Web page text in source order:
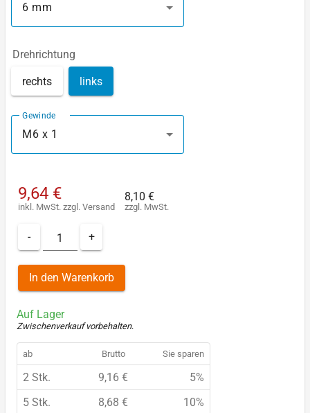
6 mm
Drehrichtung
rechts links
Gewinde
M6 x 1
9,64 €
inkl. MwSt. zzgl. Versand
8,10 €
zzgl. MwSt.
- +
In den Warenkorb
Auf Lager
Zwischenverkauf vorbehalten.
ab Brutto Sie sparen
2 Stk. 9,16 €
5%
5 Stk.
8,68 €
10%